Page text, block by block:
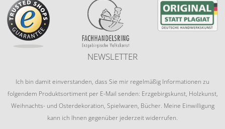
NEWSLETTER
Ich bin damit einverstanden, dass Sie mir regelmäßig Informationen zu
folgendem Produktsortiment per E-Mail senden: Erzgebirgskunst, Holzkunst,
Weihnachts- und Osterdekoration, Spielwaren, Bücher. Meine Einwilligung
kann ich Ihnen gegenüber jederzeit widerrufen.